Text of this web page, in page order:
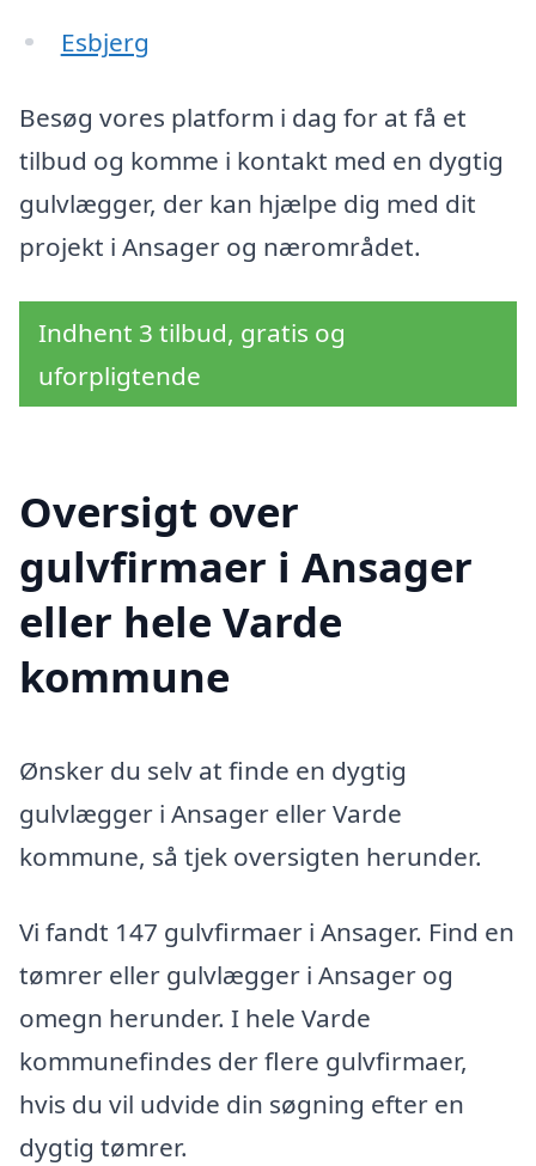
Esbjerg
Besøg vores platform i dag for at få et
tilbud og komme i kontakt med en dygtig
gulvlægger, der kan hjælpe dig med dit
projekt i Ansager og nærområdet.
Indhent 3 tilbud, gratis og
uforpligtende
Oversigt over
gulvfirmaer i Ansager
eller hele Varde
kommune
Ønsker du selv at finde en dygtig
gulvlægger i Ansager eller Varde
kommune, så tjek oversigten herunder.
Vi fandt 147 gulvfirmaer i Ansager. Find en
tømrer eller gulvlægger i Ansager og
omegn herunder. I hele Varde
kommunefindes der flere gulvfirmaer,
hvis du vil udvide din søgning efter en
dygtig tømrer.